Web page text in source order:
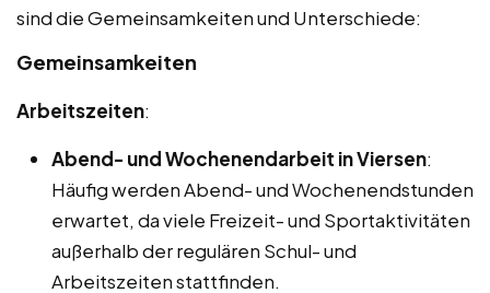
sind die Gemeinsamkeiten und Unterschiede:
Gemeinsamkeiten
Arbeitszeiten:
Abend- und Wochenendarbeit in Viersen:
Häufig werden Abend- und Wochenendstunden
erwartet, da viele Freizeit- und Sportaktivitäten
außerhalb der regulären Schul- und
Arbeitszeiten stattfinden.